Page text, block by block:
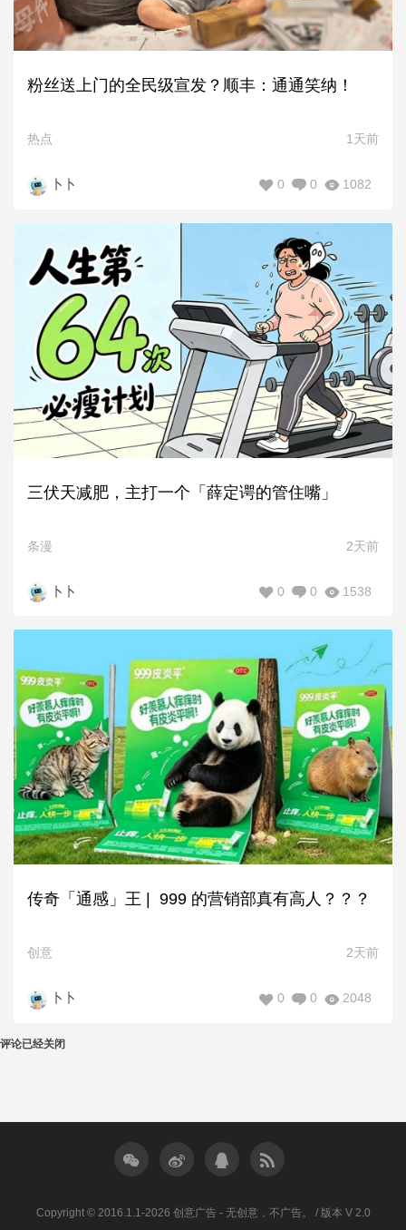
粉丝送上门的全民级宣发？顺丰：通通笑纳！
热点 1天前
卜卜 1082
0
0
三伏天减肥，主打一个「薛定谔的管住嘴」
条漫 2天前
卜卜 1538
0
0
传奇「通感」王 | 999 的营销部真有高人？？？
创意 2天前
卜卜 2048
0
0
评论已经关闭
Copyright © 2016.1.1-2026 创意广告 - 无创意，不广告。 / 版本 V 2.0